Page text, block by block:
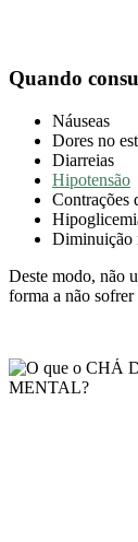
Quando
Náuseas
Dores no
Diarreias
Hipotensão
Contrações
Diminuição
Deste modo, não
forma a não sofrer